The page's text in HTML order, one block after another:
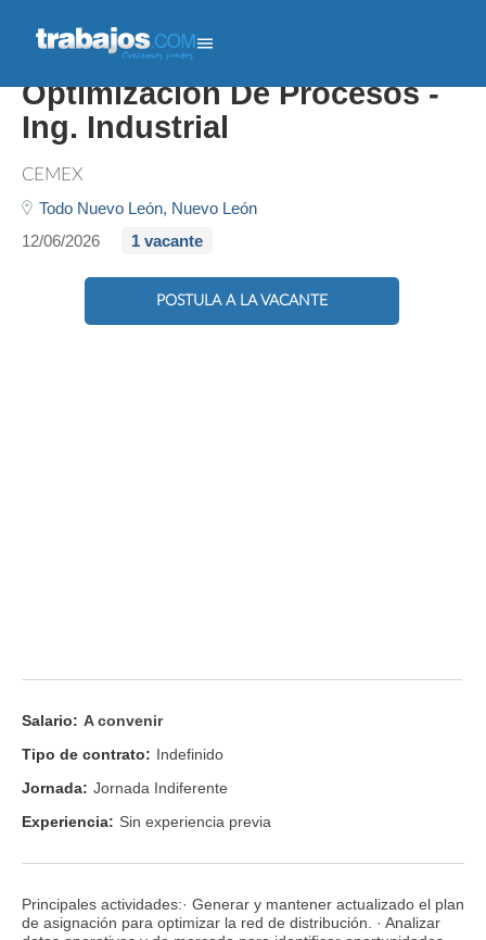
Practicante De
Optimización De Procesos -
Ing. Industrial
CEMEX
Todo Nuevo León, Nuevo León
12/06/2026
1 vacante
POSTULA A LA VACANTE
Salario: A convenir
Tipo de contrato: Indefinido
Jornada: Jornada Indiferente
Experiencia: Sin experiencia previa
Principales actividades:· Generar y mantener actualizado el plan
de asignación para optimizar la red de distribución. · Analizar